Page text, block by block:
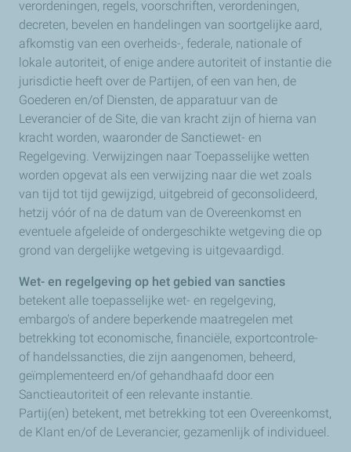
verordeningen, regels, voorschriften, verordeningen,
decreten, bevelen en handelingen van soortgelijke aard,
afkomstig van een overheids-, federale, nationale of
lokale autoriteit, of enige andere autoriteit of instantie die
jurisdictie heeft over de Partijen, of een van hen, de
Goederen en/of Diensten, de apparatuur van de
Leverancier of de Site, die van kracht zijn of hierna van
kracht worden, waaronder de Sanctiewet- en
Regelgeving. Verwijzingen naar Toepasselijke wetten
worden opgevat als een verwijzing naar die wet zoals
van tijd tot tijd gewijzigd, uitgebreid of geconsolideerd,
hetzij vóór of na de datum van de Overeenkomst en
eventuele afgeleide of ondergeschikte wetgeving die op
grond van dergelijke wetgeving is uitgevaardigd.
Wet- en regelgeving op het gebied van sancties
betekent alle toepasselijke wet- en regelgeving,
embargo's of andere beperkende maatregelen met
betrekking tot economische, financiële, exportcontrole-
of handelssancties, die zijn aangenomen, beheerd,
geïmplementeerd en/of gehandhaafd door een
Sanctieautoriteit of een relevante instantie.
Partij(en) betekent, met betrekking tot een Overeenkomst,
de Klant en/of de Leverancier, gezamenlijk of individueel.